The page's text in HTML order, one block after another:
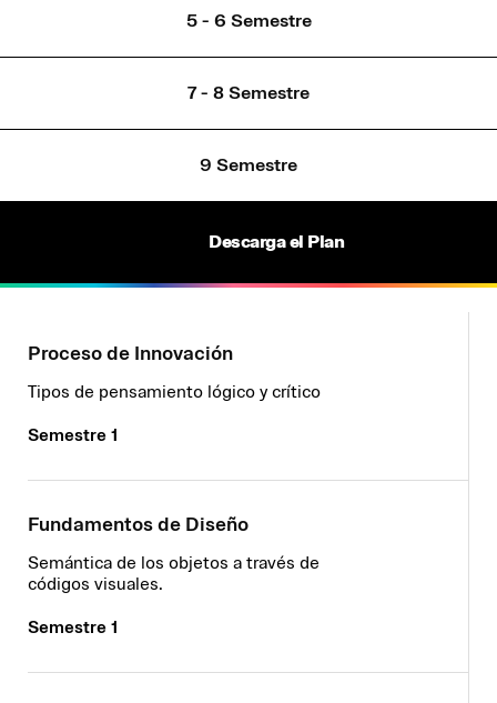
5 - 6 Semestre
7 - 8 Semestre
9 Semestre
Descarga el Plan
Proceso de Innovación
Tipos de pensamiento lógico y crítico
Semestre 1
Fundamentos de Diseño
Semántica de los objetos a través de
códigos visuales.
Semestre 1